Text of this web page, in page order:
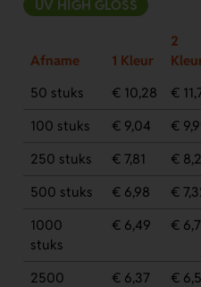
UV HIGH GLOSS
Afname 1 Kleur
2
50 stuks
€ 10,28 €
100 stuks
€ 9,04 €
250 stuks
€ 7,81 €
500 stuks
€ 6,98 €
1000
stuks
€ 6,49 €
2500
€ 6,37 €